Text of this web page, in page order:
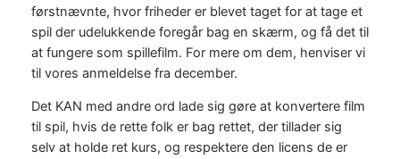
førstnævnte, hvor friheder er blevet taget for at tage et
spil der udelukkende foregår bag en skærm, og få det til
at fungere som spillefilm. For mere om dem, henviser vi
til vores anmeldelse fra december.
Det KAN med andre ord lade sig gøre at konvertere film
til spil, hvis de rette folk er bag rettet, der tillader sig
selv at holde ret kurs, og respektere den licens de er